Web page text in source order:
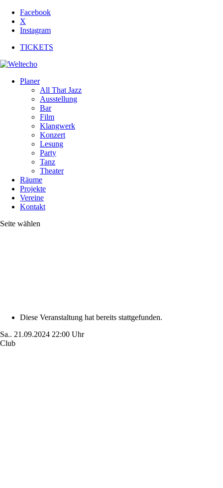
Facebook
X
Instagram
TICKETS
Planer
All That Jazz
Ausstellung
Bar
Film
Klangwerk
Konzert
Lesung
Party
Tanz
Theater
Räume
Projekte
Vereine
Kontakt
Seite wählen
Diese Veranstaltung hat bereits stattgefunden.
Sa.. 21.09.2024 22:00 Uhr
Club